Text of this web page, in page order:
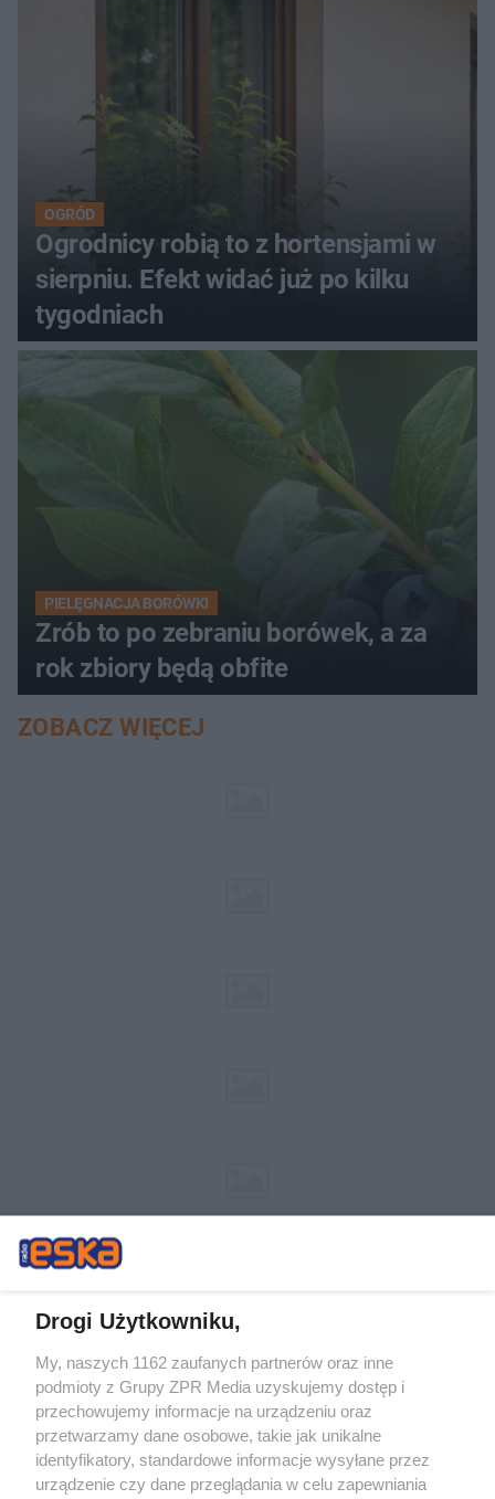
OGRÓD
Ogrodnicy robią to z hortensjami w
sierpniu. Efekt widać już po kilku
tygodniach
PIELĘGNACJA BORÓWKI
Zrób to po zebraniu borówek, a za
rok zbiory będą obfite
ZOBACZ WIĘCEJ
Żaden utwór zamieszczony w serwisie nie może być powielany i
rozpowszechniany lub dalej rozpowszechniany w jakikolwiek sposób (w
tym także elektroniczny lub mechaniczny) na jakimkolwiek polu
eksploatacji w jakiejkolwiek formie, włącznie z umieszczaniem w Internecie
bez pisemnej zgody właściciela praw. Jakiekolwiek użycie lub
wykorzystanie utworów w całości lub w części z naruszeniem prawa, tzn.
bez właściwej zgody, jest zabronione pod groźbą kary i może być ścigane
prawnie.
Drogi Użytkowniku,
My, naszych 1162 zaufanych partnerów oraz inne
podmioty z Grupy ZPR Media uzyskujemy dostęp i
przechowujemy informacje na urządzeniu oraz
przetwarzamy dane osobowe, takie jak unikalne
identyfikatory, standardowe informacje wysyłane przez
urządzenie czy dane przeglądania w celu zapewniania